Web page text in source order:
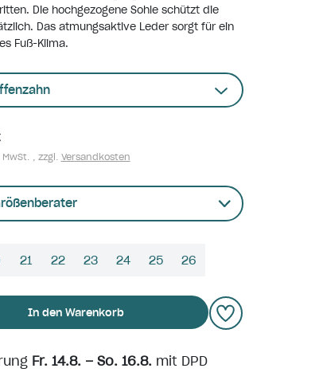
Die hochgezogene Sohle schützt die
Das atmungsaktive Leder sorgt für ein
Fuß-Klima.
, zzgl. Versandkosten
21 22 23 24 25 26
In den Warenkorb
Fr. 14.8. – So. 16.8.mit DPD